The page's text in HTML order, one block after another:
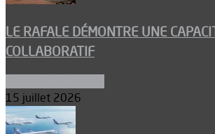
LE RAFALE DÉMONTRE UNE
COLLABORATIF
15 juillet 2026